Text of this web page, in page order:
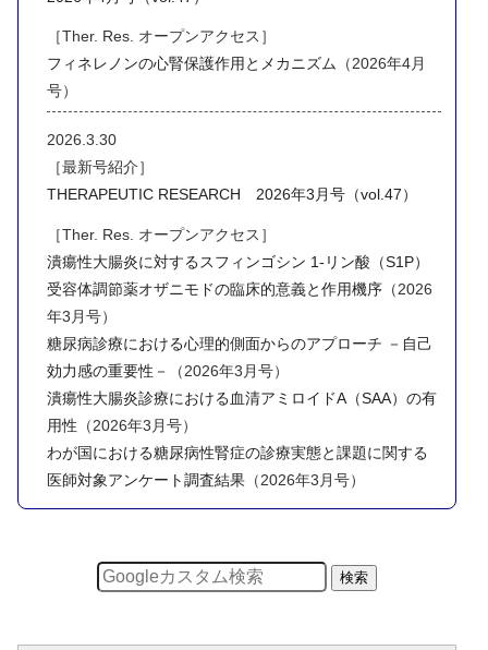
［Ther. Res. オープンアクセス］
フィネレノンの心腎保護作用とメカニズム （2026年4月
号）
2026.3.30
［最新号紹介］
THERAPEUTIC RESEARCH 2026年3月号（vol.47）
［Ther. Res. オープンアクセス］
潰瘍性大腸炎に対するスフィンゴシン 1-リン酸（S1P）
受容体調節薬オザニモドの臨床的意義と作用機序（2026
年3月号）
糖尿病診療における心理的側面からのアプローチ －自己
効力感の重要性－
（2026年3月号）
潰瘍性大腸炎診療における血清アミロイドA（SAA）の有
用性 （2026年3月号）
わが国における糖尿病性腎症の診療実態と課題に関する
医師対象アンケート調査結果（2026年3月号）